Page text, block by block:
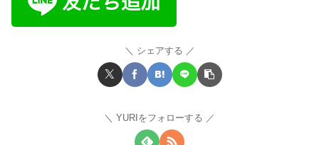
シェアする
YURIをフォローする